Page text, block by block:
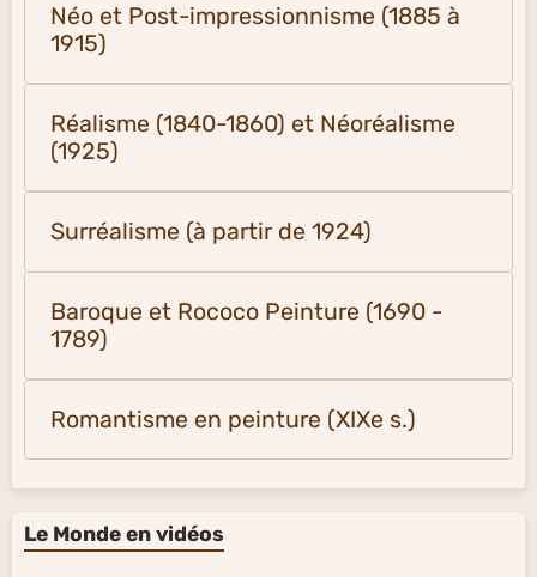
Néo et Post-impressionnisme (1885 à
1915)
Réalisme (1840-1860) et Néoréalisme
(1925)
Surréalisme (à partir de 1924)
Baroque et Rococo Peinture (1690 -
1789)
Romantisme en peinture (XIXe s.)
Le Monde en vidéos